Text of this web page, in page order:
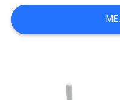
UNA
CITA